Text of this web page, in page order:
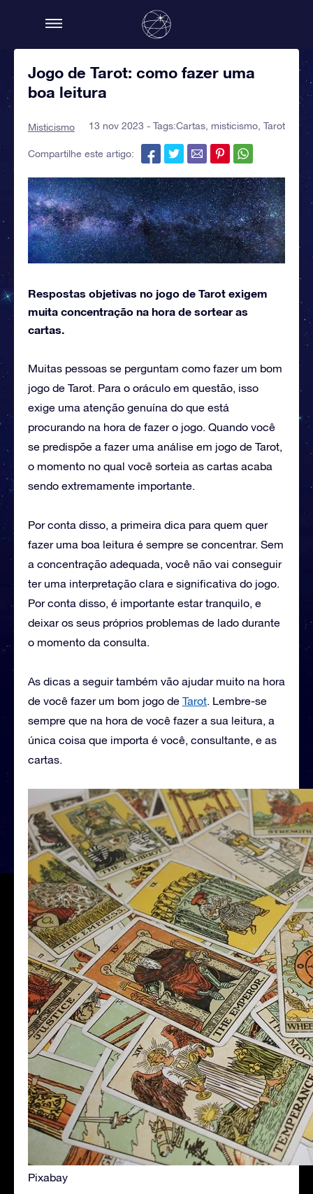
Jogo de Tarot: como fazer uma
boa leitura
Misticismo 13 nov 2023 - Tags:Cartas misticismo Tarot
Compartilhe este artigo:
Respostas objetivas no jogo de Tarot exigem
muita concentração na hora de sortear as
cartas.
Muitas pessoas se perguntam como fazer um bom
jogo de Tarot. Para o oráculo em questão, isso
exige uma atenção genuína do que está
procurando na hora de fazer o jogo. Quando você
se predispõe a fazer uma análise em jogo de Tarot,
o momento no qual você sorteia as cartas acaba
sendo extremamente importante.
Por conta disso, a primeira dica para quem quer
fazer uma boa leitura é sempre se concentrar. Sem
a concentração adequada, você não vai conseguir
ter uma interpretação clara e significativa do jogo.
Por conta disso, é importante estar tranquilo, e
deixar os seus próprios problemas de lado durante
o momento da consulta.
As dicas a seguir também vão ajudar muito na hora
de você fazer um bom jogo de Tarot. Lembre-se
sempre que na hora de você fazer a sua leitura, a
única coisa que importa é você, consultante, e as
cartas.
Pixabay